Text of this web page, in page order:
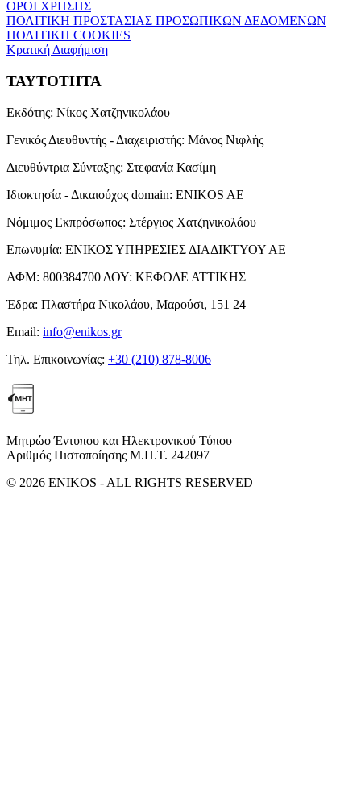
ΟΡΟΙ ΧΡΗΣΗΣ
ΠΟΛΙΤΙΚΗ ΠΡΟΣΤΑΣΙΑΣ ΠΡΟΣΩΠΙΚΩΝ ΔΕΔΟΜΕΝΩΝ
ΠΟΛΙΤΙΚΗ COOKIES
Κρατική Διαφήμιση
ΤΑΥΤΟΤΗΤΑ
Εκδότης: Νίκος Χατζηνικολάου
Γενικός Διευθυντής - Διαχειριστής: Μάνος Νιφλής
Διευθύντρια Σύνταξης: Στεφανία Κασίμη
Ιδιοκτησία - Δικαιούχος domain: ENIKOS AE
Νόμιμος Εκπρόσωπος: Στέργιος Χατζηνικολάου
Επωνυμία: ΕΝΙΚΟΣ ΥΠΗΡΕΣΙΕΣ ΔΙΑΔΙΚΤΥΟΥ ΑΕ
ΑΦΜ: 800384700 ΔΟΥ: ΚΕΦΟΔΕ ΑΤΤΙΚΗΣ
Έδρα: Πλαστήρα Νικολάου, Μαρούσι, 151 24
Email: info@enikos.gr
Τηλ. Επικοινωνίας: +30 (210) 878-8006
Μητρώο Έντυπου και Ηλεκτρονικού Τύπου
Αριθμός Πιστοποίησης Μ.Η.Τ. 242097
© 2026 ENIKOS - ALL RIGHTS RESERVED